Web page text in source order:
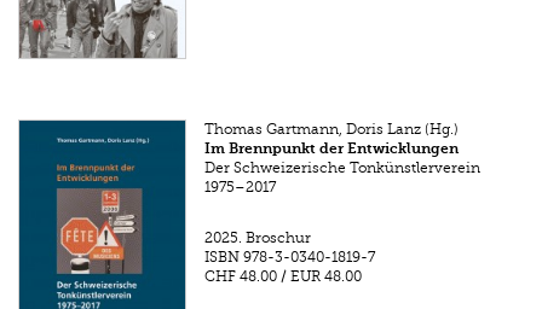
Thomas Gartmann, Doris Lanz (Hg.)
Im Brennpunkt der Entwicklungen
Der Schweizerische Tonkünstlerverein
1975–2017
2025. Broschur
ISBN 978-3-0340-1819-7
CHF 48.00 /EUR 48.00